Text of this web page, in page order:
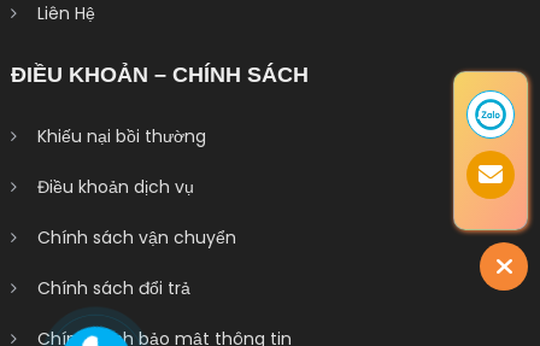
Liên Hệ
ĐIỀU KHOẢN – CHÍNH SÁCH
Khiếu nại bồi thường
Điều khoản dịch vụ
Chính sách vận chuyển
Chính sách đổi trả
Chính sách bảo mật thông tin